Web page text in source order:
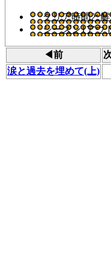
クリア時間と
シーズン1アウ
◀前
涙と過去を埋めて(上)